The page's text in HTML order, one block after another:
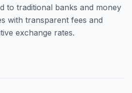
to traditional banks and money
with transparent fees and
exchange rates.